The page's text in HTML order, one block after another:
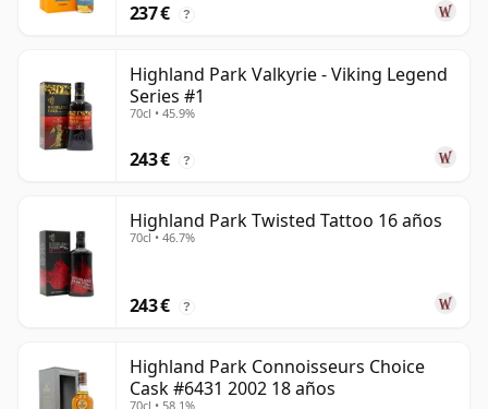
237 € ?
Highland Park Valkyrie - Viking Legend
Series #1
70cl • 45.9%
243 € ?
Highland Park Twisted Tattoo 16 años
70cl • 46.7%
243 € ?
Highland Park Connoisseurs Choice
Cask #6431 2002 18 años
70cl • 58.1%